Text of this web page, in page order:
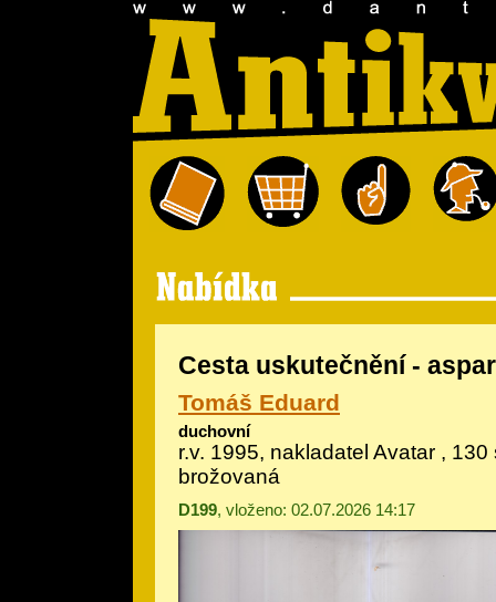
Cesta uskutečnění -
Tomáš Eduard
duchovní
r.v. 1995, nakladatel Avatar , 130
brožovaná
D199, vloženo: 02.07.2026 14:17